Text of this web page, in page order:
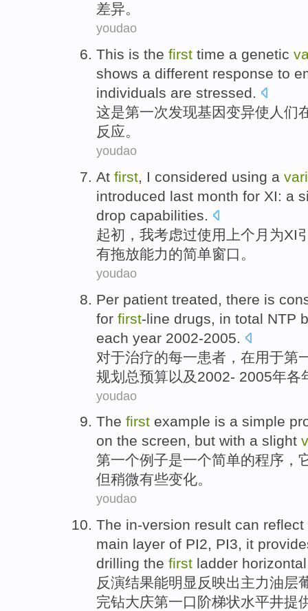
差异。
youdao
This is the first time a genetic
shows a different response to
individuals are stressed.
这是第一次发现基因变异使人们
反应。
youdao
At first, I considered using a
introduced last month for XI: a
drop capabilities.
起初 ， 我考虑过使用 上个月 为XI
有拖放能力的简单窗口 。
youdao
Per patient treated there is
for first-line drugs , in total NTP
each year 2002-2005.
对于治疗的每一患者 ， 在用于第
规划总预算 以及 2002- 2005年各
youdao
The first example is a simple
on the screen, but with a slight
第一个例子是一个简单的程序 ，
但稍微有些变化。
youdao
The in-version result can reflect
main layer of PI2, PI3, it
drilling the first ladder
反演结果能明显 反映出主力油层
完钻大庆第一口 阶梯状水平井提